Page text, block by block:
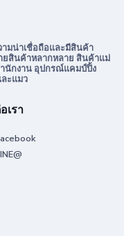
มน่าเชื่อถือและมีสินค้า
ยสินค้าหลากหลาย สินค้าแม่
นักงาน อุปกรณ์แคมป์ปิ้ง
ะแมว
เรา